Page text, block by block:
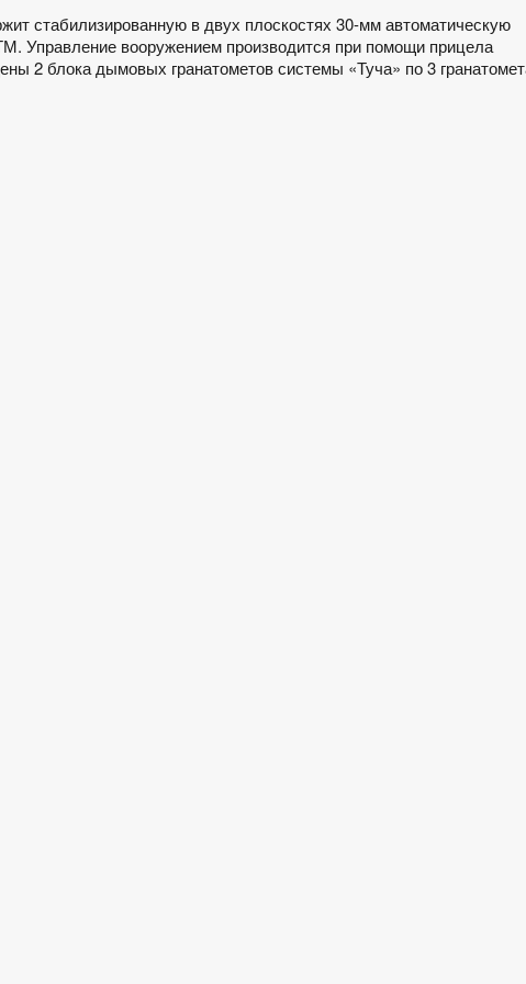
стабилизированную в двух плоскостях 30-мм автоматическую
Управление вооружением производится при помощи прицела
2 блока дымовых гранатометов системы «Туча» по 3